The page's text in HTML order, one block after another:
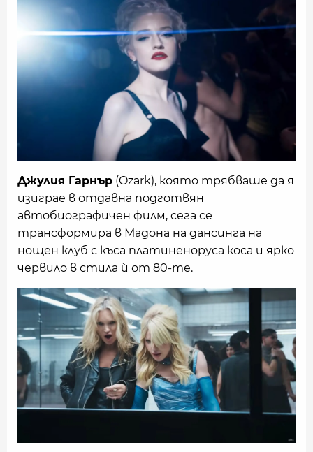
Джулия Гарнър (Ozark), която трябваше да я
изиграе в отдавна подготвян
автобиографичен филм, сега се
трансформира в Мадона на дансинга на
нощен клуб с къса платиненоруса коса и ярко
червило в стила ѝ от 80-те.